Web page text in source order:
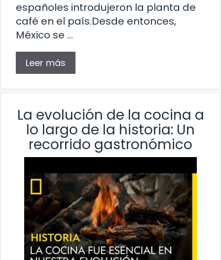
españoles introdujeron la planta de
café en el país.Desde entonces,
México se …
Leer más
La evolución de la cocina a
lo largo de la historia: Un
recorrido gastronómico